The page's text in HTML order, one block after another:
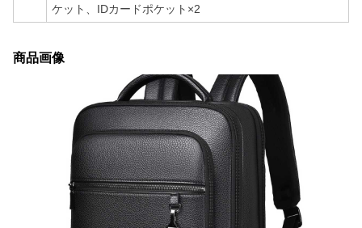
ケット、IDカードポケット×2
商品画像